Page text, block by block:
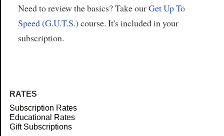
Need to review the basics? Take ourGet Up To
Speed (G.U.T.S.) course. It's included in your
subscription.
RATES
Subscription Rates
Educational Rates
Gift Subscriptions